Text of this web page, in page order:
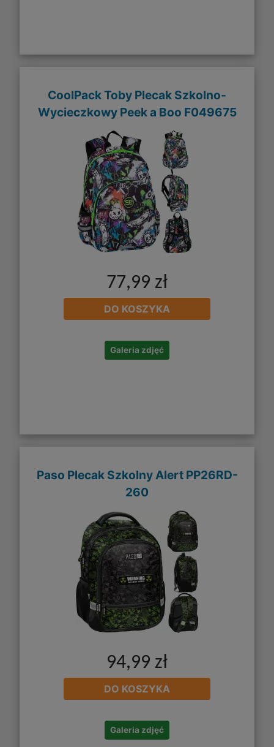
CoolPack Toby Plecak Szkolno-
Wycieczkowy Peek a Boo F049675
77,99 zł
DO KOSZYKA
Galeria zdjęć
Paso Plecak Szkolny Alert PP26RD-
260
94,99 zł
DO KOSZYKA
Galeria zdjęć